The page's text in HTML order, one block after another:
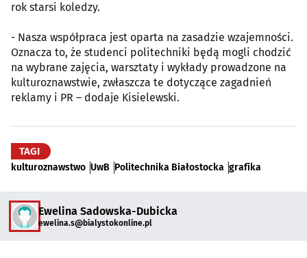
rok starsi koledzy.
- Nasza współpraca jest oparta na zasadzie wzajemności.
Oznacza to, że studenci politechniki będą mogli chodzić
na wybrane zajęcia, warsztaty i wykłady prowadzone na
kulturoznawstwie, zwłaszcza te dotyczące zagadnień
reklamy i PR – dodaje Kisielewski.
TAGI
kulturoznawstwo UwB Politechnika Białostocka grafika
Ewelina Sadowska-Dubicka
ewelina.s@bialystokonline.pl